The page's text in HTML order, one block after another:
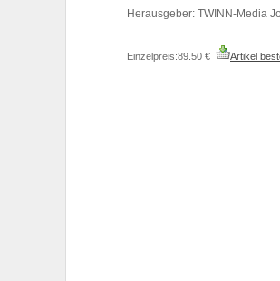
Herausgeber: TWINN-Media
Einzelpreis:89.50 € Artikel